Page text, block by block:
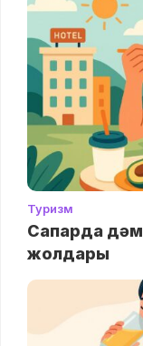
Туризм
Сапарда
жолдары